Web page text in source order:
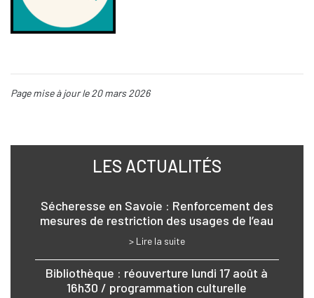
Page mise à jour le 20 mars 2026
LES ACTUALITÉS
Sécheresse en Savoie : Renforcement des
mesures de restriction des usages de l’eau
> Lire la suite
Bibliothèque : réouverture lundi 17 août à
16h30 / programmation culturelle